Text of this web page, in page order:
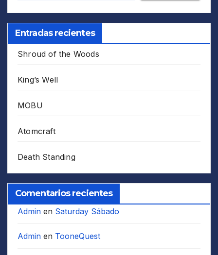
Entradas recientes
Shroud of the Woods
King’s Well
MOBU
Atomcraft
Death Standing
Comentarios recientes
Admin en Saturday Sábado
Admin en TooneQuest